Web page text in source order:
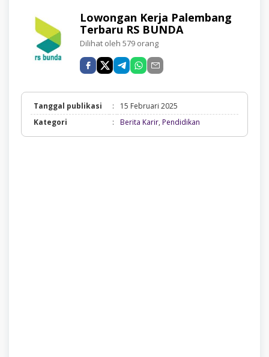
Lowongan Kerja Palembang
Terbaru RS BUNDA
Dilihat oleh 579 orang
Tanggal publikasi :
15 Februari 2025
Kategori
: Berita Karir, Pendidikan